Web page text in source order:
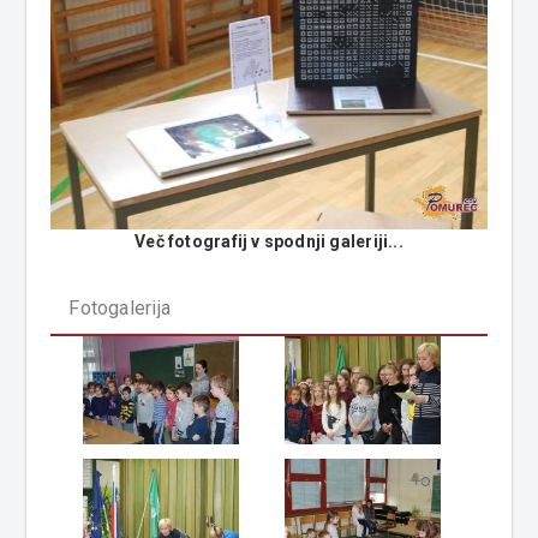
Več fotografij v spodnji galeriji...
Fotogalerija